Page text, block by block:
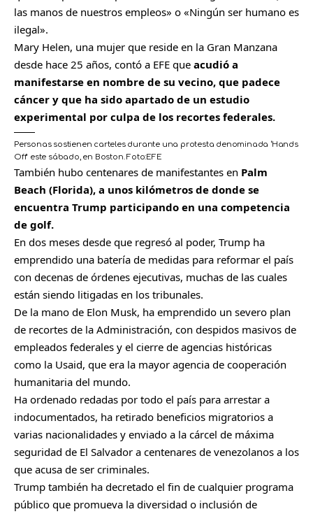
las manos de nuestros empleos» o «Ningún ser humano es
ilegal».
Mary Helen, una mujer que reside en la Gran Manzana
desde hace 25 años, contó a EFE que acudió a
manifestarse en nombre de su vecino, que padece
cáncer y que ha sido apartado de un estudio
experimental por culpa de los recortes federales.
Personas sostienen carteles durante una protesta denominada ‘Hands
Off’ este sábado, en Boston.Foto:EFE
También hubo centenares de manifestantes en Palm
Beach (Florida), a unos kilómetros de donde se
encuentra Trump participando en una competencia
de golf.
En dos meses desde que regresó al poder, Trump ha
emprendido una batería de medidas para reformar el país
con decenas de órdenes ejecutivas, muchas de las cuales
están siendo litigadas en los tribunales.
De la mano de Elon Musk, ha emprendido un severo plan
de recortes de la Administración, con despidos masivos de
empleados federales y el cierre de agencias históricas
como la Usaid, que era la mayor agencia de cooperación
humanitaria del mundo.
Ha ordenado redadas por todo el país para arrestar a
indocumentados, ha retirado beneficios migratorios a
varias nacionalidades y enviado a la cárcel de máxima
seguridad de El Salvador a centenares de venezolanos a los
que acusa de ser criminales.
Trump también ha decretado el fin de cualquier programa
público que promueva la diversidad o inclusión de